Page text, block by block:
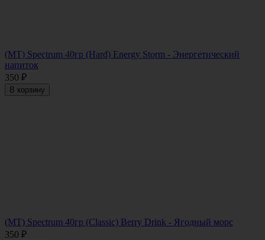
(MT) Spectrum 40гр (Hard) Energy Storm - Энергетический
напиток
350 ₽
В корзину
(MT) Spectrum 40гр (Classic) Berry Drink - Ягодный морс
350 ₽